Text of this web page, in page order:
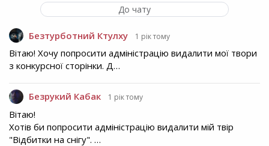
До чату
Безтурботний Ктулху 1 рік тому
Вітаю! Хочу попросити адміністрацію видалити мої твори
з конкурсної сторінки. Д…
Безрукий Кабак 1 рік тому
Вітаю!
Хотів би попросити адміністрацію видалити мій твір
"Відбитки на снігу". …